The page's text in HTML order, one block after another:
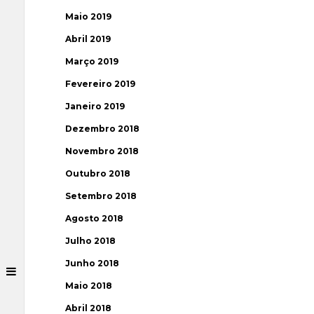
Maio 2019
Abril 2019
Março 2019
Fevereiro 2019
Janeiro 2019
Dezembro 2018
Novembro 2018
Outubro 2018
Setembro 2018
Agosto 2018
Julho 2018
Junho 2018
Maio 2018
Abril 2018